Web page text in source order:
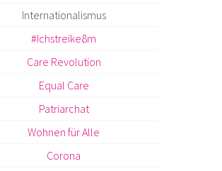
Internationalismus
#Ichstreike8m
Care Revolution
Equal Care
Patriarchat
Wohnen für Alle
Corona